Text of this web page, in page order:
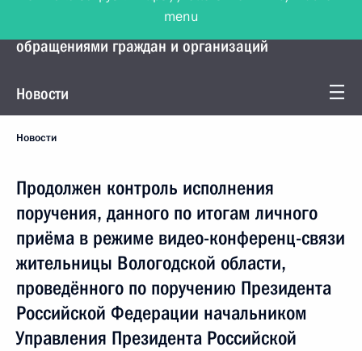
Управление Президента по работе с
обращениями граждан и организаций
Новости
Новости
Продолжен контроль исполнения
поручения, данного по итогам личного
приёма в режиме видео-конференц-связи
жительницы Вологодской области,
проведённого по поручению Президента
Российской Федерации начальником
Управления Президента Российской
menu